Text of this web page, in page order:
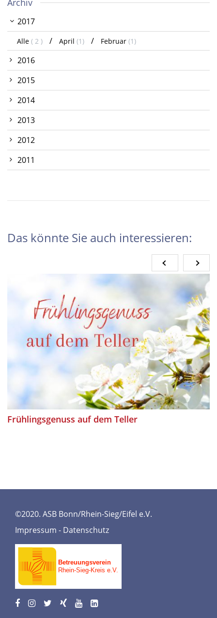
Archiv
2017
Alle ( 2 ) April (1) Februar (1)
2016
2015
2014
2013
2012
2011
Das könnte Sie auch interessieren:
Frühlingsgenuss auf dem Teller
©2020. ASB Bonn/Rhein-Sieg/Eifel e.V.
Impressum - Datenschutz